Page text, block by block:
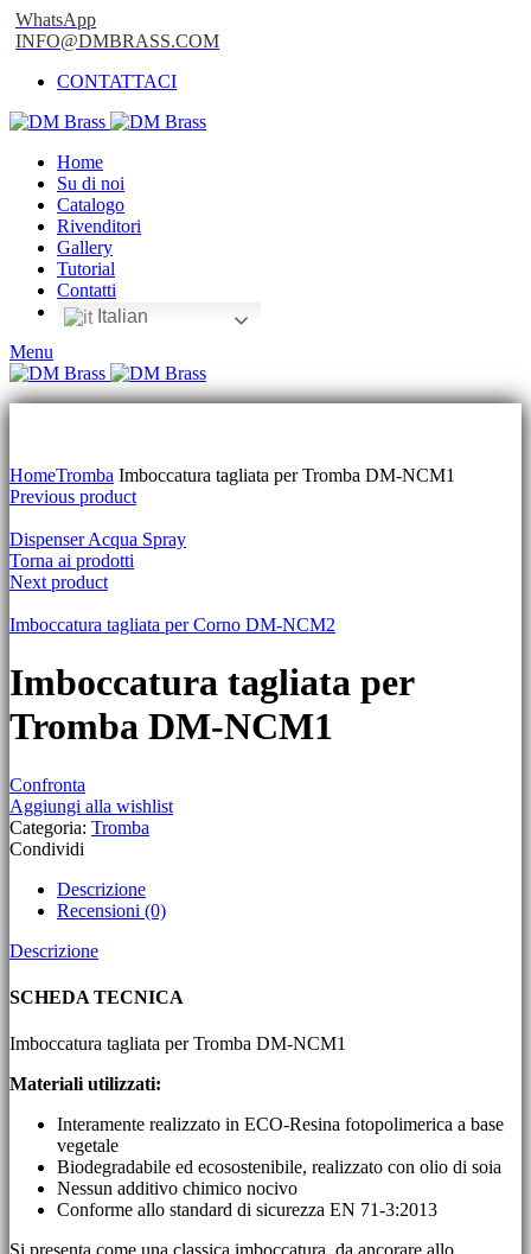
WhatsApp
INFO@DMBRASS.COM
CONTATTACI
Home
Su di noi
Catalogo
Rivenditori
Gallery
Tutorial
Contatti
Italian
Menu
HomeTromba Imboccatura tagliata per Tromba DM-NCM1
Previous product
Dispenser Acqua Spray
Torna ai prodotti
Next product
Imboccatura tagliata per Corno DM-NCM2
Imboccatura tagliata per
Tromba DM-NCM1
Confronta
Aggiungi alla wishlist
Categoria: Tromba
Condividi
Descrizione
Recensioni (0)
Descrizione
SCHEDA TECNICA
Imboccatura tagliata per Tromba DM-NCM1
Materiali utilizzati:
Interamente realizzato in ECO-Resina fotopolimerica a base
vegetale
Biodegradabile ed ecosostenibile, realizzato con olio di soia
Nessun additivo chimico nocivo
Conforme allo standard di sicurezza EN 71-3:2013